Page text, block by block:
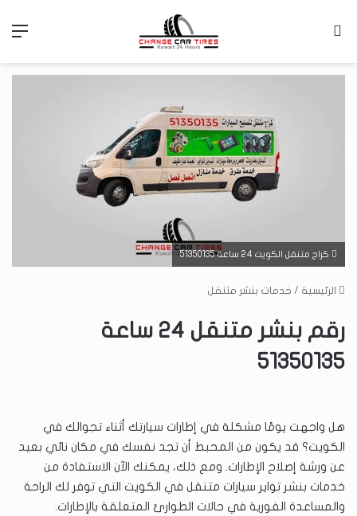
كراج متنقل الكويت 24 ساعة 51350135
الرئيسية / خدمات بنشر متنقل
رقم بنشر متنقل 24 ساعة
51350135
هل واجهت يومًا مشكلة في إطارات سيارتك أثناء تجوالك في
الكويت؟ قد يكون من المحبط أن تجد نفسك في مكان نائي بعيد
عن ورشة إصلاح الإطارات. ومع ذلك، يمكنك الآن الاستفادة من
خدمات بنشر تواير سيارات متنقل في الكويت التي توفر لك الراحة
والمساعدة الفورية في حالات الطوارئ المتعلقة بالإطارات.